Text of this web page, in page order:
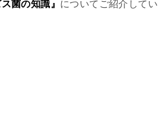
菌の知識』 についてご紹介してい